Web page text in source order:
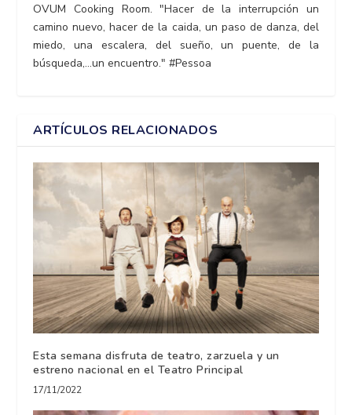
OVUM Cooking Room. "Hacer de la interrupción un
camino nuevo, hacer de la caida, un paso de danza, del
miedo, una escalera, del sueño, un puente, de la
búsqueda,...un encuentro." #Pessoa
ARTÍCULOS RELACIONADOS
Esta semana disfruta de teatro, zarzuela y un
estreno nacional en el Teatro Principal
17/11/2022